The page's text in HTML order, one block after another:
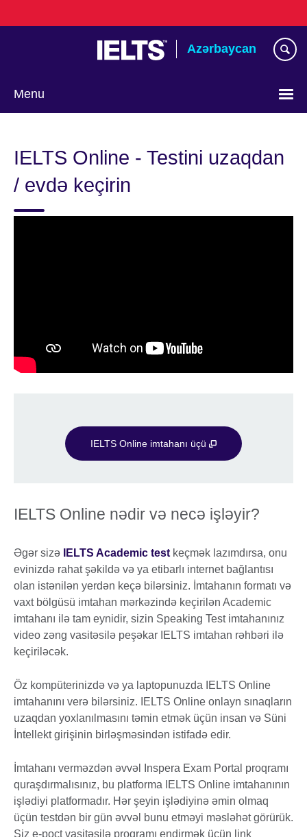
to
Azərbaycan
Menu
language
IELTS Online - Testini uzaqdan
/ evdə keçirin
IELTS Online imtahanı üçü
IELTS Online nədir və necə işləyir?
Əgər sizə IELTS Academic test keçmək lazımdırsa, onu
evinizdə rahat şəkildə və ya etibarlı internet bağlantısı
olan istənilən yerdən keçə bilərsiniz. İmtahanın formatı və
vaxt bölgüsü imtahan mərkəzində keçirilən Academic
imtahanı ilə tam eynidir, sizin Speaking Test imtahanınız
video zəng vasitəsilə peşəkar IELTS imtahan rəhbəri ilə
keçiriləcək.
Öz kompüterinizdə və ya laptopunuzda IELTS Online
imtahanını verə bilərsiniz. IELTS Online onlayn sınaqların
uzaqdan yoxlanılmasını təmin etmək üçün insan və Süni
İntellekt girişinin birləşməsindən istifadə edir.
İmtahanı verməzdən əvvəl Inspera Exam Portal proqramı
quraşdırmalısınız, bu platforma IELTS Online imtahanının
işlədiyi platformadır. Hər şeyin işlədiyinə əmin olmaq
üçün testdən bir gün əvvəl bunu etməyi məsləhət görürük.
Siz e-poçt vasitəsilə proqramı endirmək üçün link